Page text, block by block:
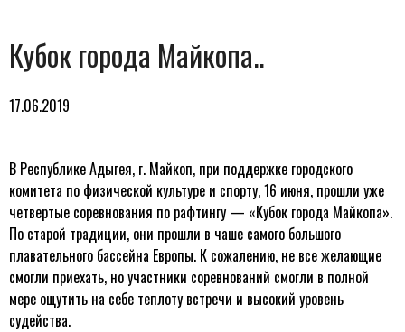
Кубок города Майкопа..
17.06.2019
В Республике Адыгея, г. Майкоп, при поддержке городского
комитета по физической культуре и спорту, 16 июня, прошли уже
четвертые соревнования по рафтингу — «Кубок города Майкопа».
По старой традиции, они прошли в чаше самого большого
плавательного бассейна Европы. К сожалению, не все желающие
смогли приехать, но участники соревнований смогли в полной
мере ощутить на себе теплоту встречи и высокий уровень
судейства.